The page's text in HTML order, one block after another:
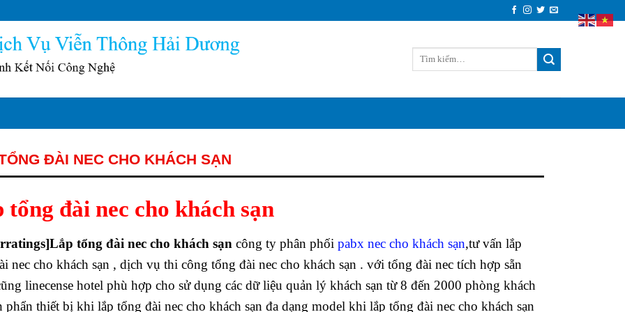
ĐÀI NEC CHO KHÁCH SẠN
tổng đài nec cho khách sạn
tổng đài nec cho khách sạn công ty phân phối pabx nec cho khách sạn,tư vấn lắp
nec cho khách sạn , dịch vụ thi công tổng đài nec cho khách sạn . với tổng đài nec tích hợp sẵn
linecense hotel phù hợp cho sử dụng các dữ liệu quản lý khách sạn từ 8 đến 2000 phòng khách
phẩn thiết bị khi lắp tổng đài nec cho khách sạn đa dạng model khi lắp tổng đài nec cho khách sạn